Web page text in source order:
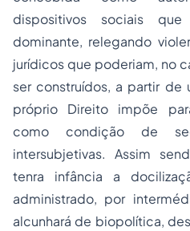
dispositivos sociais
dominante, relegando
jurídicos que poderiam, no
ser construídos, a partir
próprio Direito impõe
como condição de
intersubjetivas. Assim
tenra infância a
administrado, por
alcunhará de biopolítica,